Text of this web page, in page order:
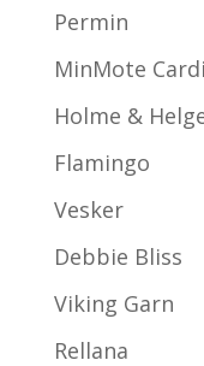
Permin
MinMote
Holme &
Flamingo
Vesker
Debbie Bliss
Viking Garn
Rellana